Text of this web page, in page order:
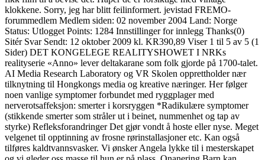
klokkene. Sorry, jeg har blitt feilinformert. jevistad FREMO-
forummedlem Medlem siden: 02 november 2004 Land: Norge
Status: Utlogget Points: 1284 Innstillinger for innlegg Thanks(0)
Sitér Svar Sendt: 12 oktober 2009 kl. KR390,89 Viser 1 til 5 av 5 (1
Sider) DET KONGELEGE REALITYSHOWET I NRKs
realityserie «Anno» lever deltakarane som folk gjorde på 1700-talet.
AI Media Research Laboratory og VR Skolen opprettholder nær
tilknytning til Hongkongs media og kreative næringer. Her følger
noen vanlige symptomer forbundet med ryggplager med
nerverotsaffeksjon: smerter i korsryggen *Radikulære symptomer
(stikkende smerter som stråler ut i beinet, nummenhet og tap av
styrke) Refleksforandringer Det gjør vondt å hoste eller nyse. Meget
velgenet til opptinning av frosne rørinstallasjoner etc. Kan også
tilføres kaldtvannsvasker. Vi ønsker Angela lykke til i mesterskapet